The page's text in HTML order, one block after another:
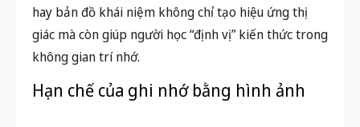
hay bản đồ khái niệm không chỉ tạo hiệu ứng thị
giác mà còn giúp người học “định vị” kiến thức trong
không gian trí nhớ.
Hạn chế của ghi nhớ bằng hình ảnh